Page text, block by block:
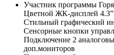
Участник программы
Цветной ЖК-дисплей 4.3”
Стильный графический
Сенсорные кнопки
Подключение 2
доп.мониторов